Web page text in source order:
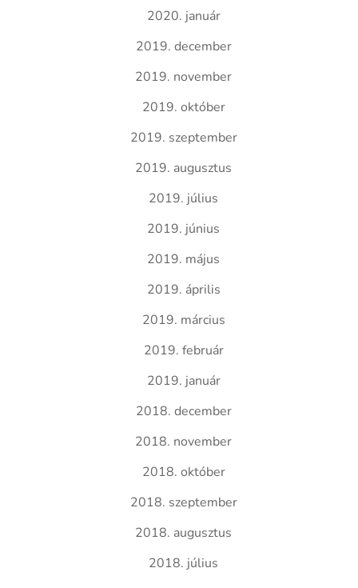
2020. január
2019. december
2019. november
2019. október
2019. szeptember
2019. augusztus
2019. július
2019. június
2019. május
2019. április
2019. március
2019. február
2019. január
2018. december
2018. november
2018. október
2018. szeptember
2018. augusztus
2018. július